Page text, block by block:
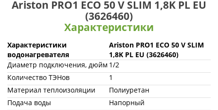
Ariston PRO1 ECO 50 V SLIM 1,8K PL EU
(3626460)
Характеристики
Характеристики
водонагревателя
Ariston PRO1 ECO 50 V SLIM
1,8K PL EU (3626460)
Диаметр подключения, дюйм 1/2
Количество ТЭНов
1
Материал теплоизоляции
Полиуретан
Подача воды
Напорный